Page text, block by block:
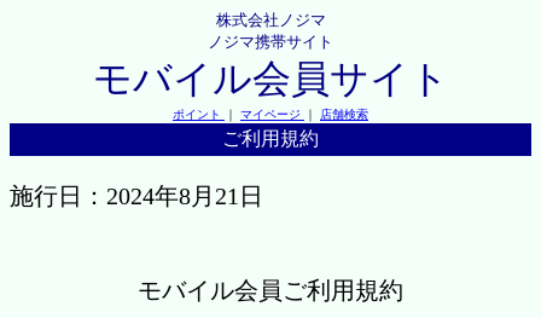
株式会社ノジマ
ノジマ携帯サイト
モバイル会員サイト
ポイント ｜ マイページ ｜ 店舗検索
ご利用規約
施行日：2024年8月21日
モバイル会員ご利用規約